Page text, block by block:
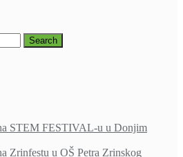
STEM FESTIVAL-u u Donjim
Zrinfestu u OŠ Petra Zrinskog